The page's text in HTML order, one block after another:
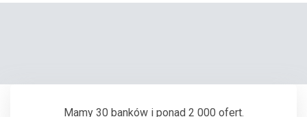
Mamy 30 banków i ponad 2 000 ofert.